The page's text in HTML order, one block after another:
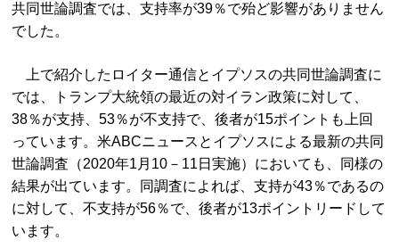
共同世論調査では、支持率が39％で殆ど影響がありません
でした。
上で紹介したロイター通信とイプソスの共同世論調査に
では、トランプ大統領の最近の対イラン政策に対して、
38％が支持、53％が不支持で、後者が15ポイントも上回
っています。米ABCニュースとイプソスによる最新の共同
世論調査（2020年1月10－11日実施）においても、同様の
結果が出ています。同調査によれば、支持が43％であるの
に対して、不支持が56％で、後者が13ポイントリードして
います。